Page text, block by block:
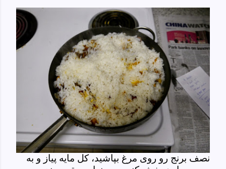
نصف برنج رو روی مرغ بپاشید، کل مایه پیاز و به